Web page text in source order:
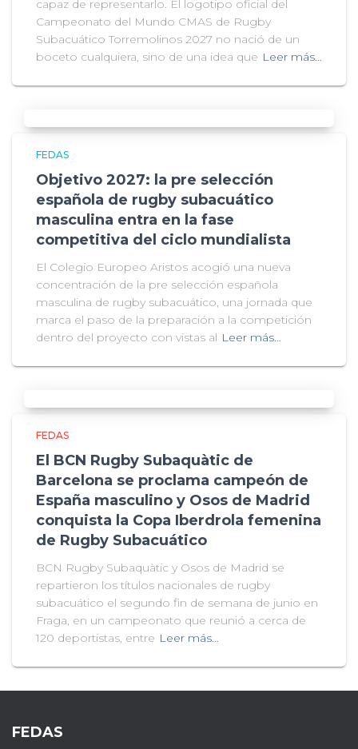
capaz de representarlo. El logotipo oficial del
Campeonato del Mundo CMAS de Rugby
Subacuático Torremolinos 2027 no nació de un
boceto cualquiera, sino de una idea que Leer más…
FEDAS
Objetivo 2027: la pre selección
española de rugby subacuático
masculina entra en la fase
competitiva del ciclo mundialista
El Colegio Europeo Aristos acogió una nueva
concentración de la pre selección española
masculina de rugby subacuático, una jornada que
marca el paso de la preparación a la competición
dentro del proyecto con vistas al Leer más…
FEDAS
El BCN Rugby Subaquàtic de
Barcelona se proclama campeón de
España masculino y Osos de Madrid
conquista la Copa Iberdrola femenina
de Rugby Subacuático
BCN Rugby Subaquàtic y Osos de Madrid se
repartieron los títulos nacionales de rugby
subacuático el segundo fin de semana de junio en
Fraga, en un campeonato que reunió a cerca de
120 deportistas, entre Leer más…
FEDAS